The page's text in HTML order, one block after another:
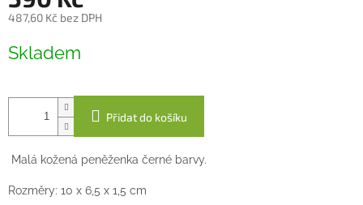
487,60 Kč bez DPH
cena:
Skladem
Přidat do košíku
Malá kožená peněženka černé barvy.
Rozměry: 10 x 6,5 x 1,5 cm